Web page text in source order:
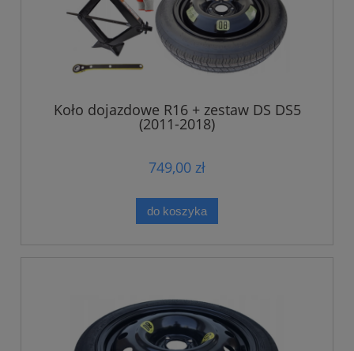
Koło dojazdowe R16 + zestaw DS DS5
(2011-2018)
749,00 zł
do koszyka